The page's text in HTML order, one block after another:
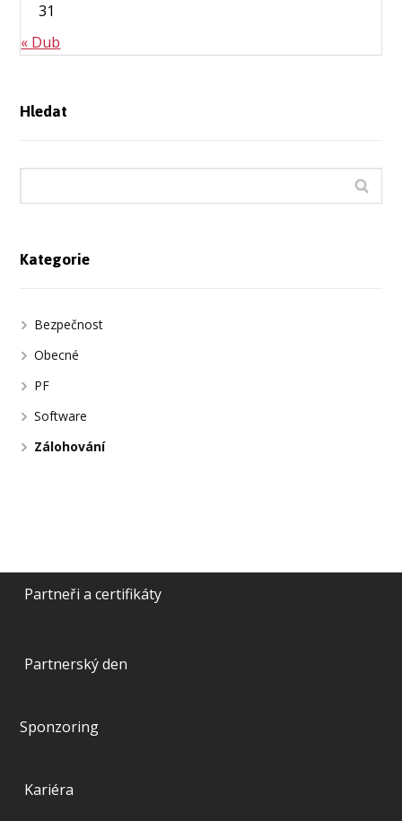
31
« Dub
Hledat
Kategorie
Bezpečnost
Obecné
PF
Software
Zálohování
Partneři a certifikáty
Partnerský den
Sponzoring
Kariéra